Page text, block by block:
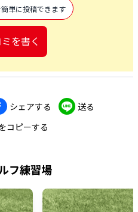
単に投稿できます
を書く
シェアする
送る
コピーする
フ練習場